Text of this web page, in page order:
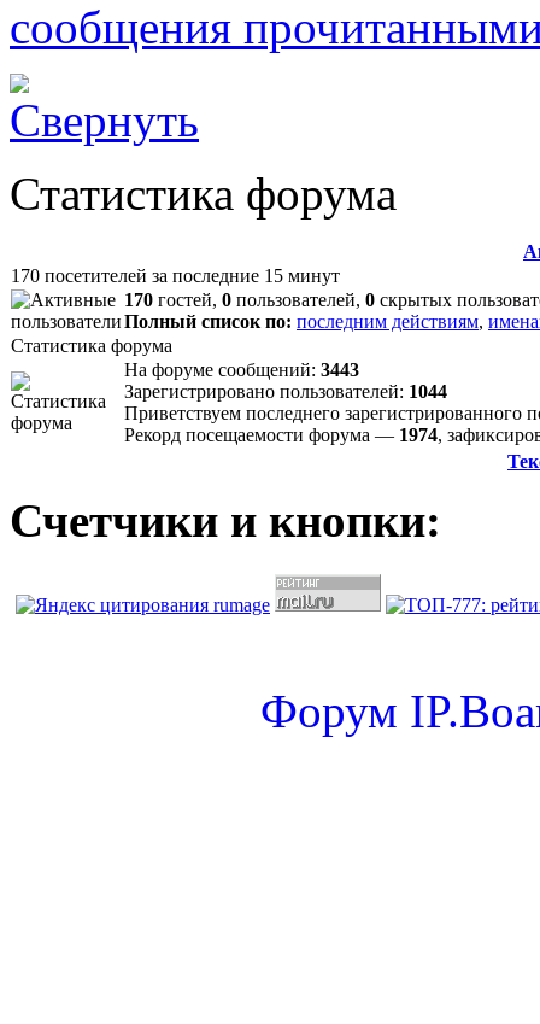
сообщения
Статистика форума
170 посетителей за последние 15 минут
170 гостей, 0 пользователей, 0 скрытых
Полный список по: последним действиям,
Статистика форума
На форуме сообщений: 3443
Зарегистрировано пользователей: 1044
Приветствуем последнего зарегистрированного
Рекорд посещаемости форума — 1974,
Счетчики и кнопки:
Форум